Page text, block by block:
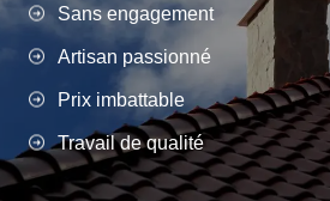
Sans engagement
Artisan passionné
Prix imbattable
Travail de qualité